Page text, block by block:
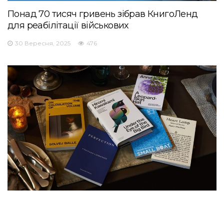
Понад 70 тисяч гривень зібрав КнигоЛенд
для реабілітації військових
30 Вересня, 2025 476